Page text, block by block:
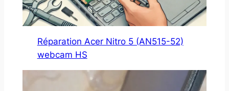
Réparation Acer Nitro 5 (AN515-52)
webcam HS